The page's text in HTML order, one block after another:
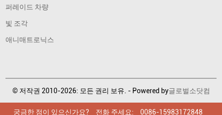
퍼레이드 차량
빛 조각
애니매트로닉스
© 저작권 2010-2026: 모든 권리 보유. - Powered by글로벌소닷컴
궁금한 점이 있으신가요? 전화 주세요: 0086-15983172848
궁금한 점이 있으신가요? 전화 주세요: 0086-15983172848
궁금한 점이 있으신가요? 전화 주세요: 0086-15983172848